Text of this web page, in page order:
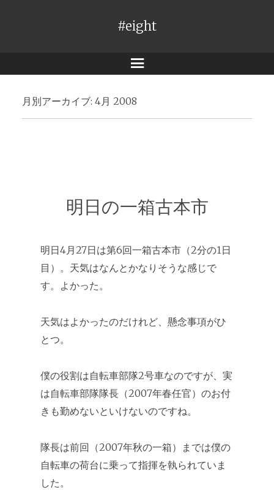
#eight
メ
ー
月別アーカイブ: 4月 2008
明日の一箱古本市
明日4月27日は第6回一箱古本市（2分の1日
目）。天気はなんとかなりそうな感じで
す。よかった。
天気はよかったのだけれど、懸念事項がひ
とつ。
僕の役割は自転車部隊2号車なのですが、実
は自転車部隊隊長（2007年春任官）のお付
きも勤めないといけないのですね。
隊長は前回（2007年秋の一箱）までは僕の
自転車の荷台に乗って指揮を執られていま
した。